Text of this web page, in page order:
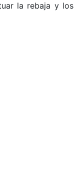
la rebaja y los